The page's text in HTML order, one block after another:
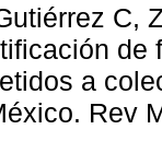
C,
de
a
Rev